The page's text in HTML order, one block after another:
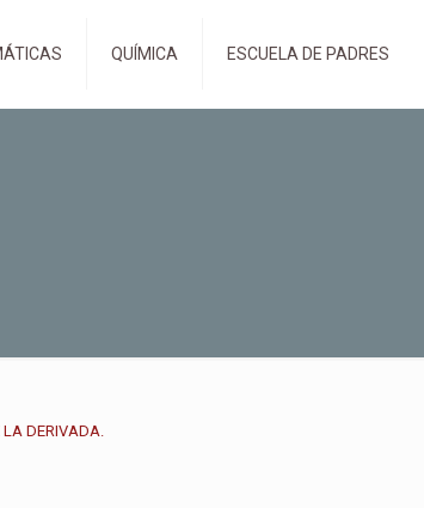
QUÍMICA ESCUELA DE PADRES
LA DERIVADA.